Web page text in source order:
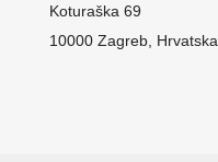
Koturaška 69
10000 Zagreb, Hrvatska